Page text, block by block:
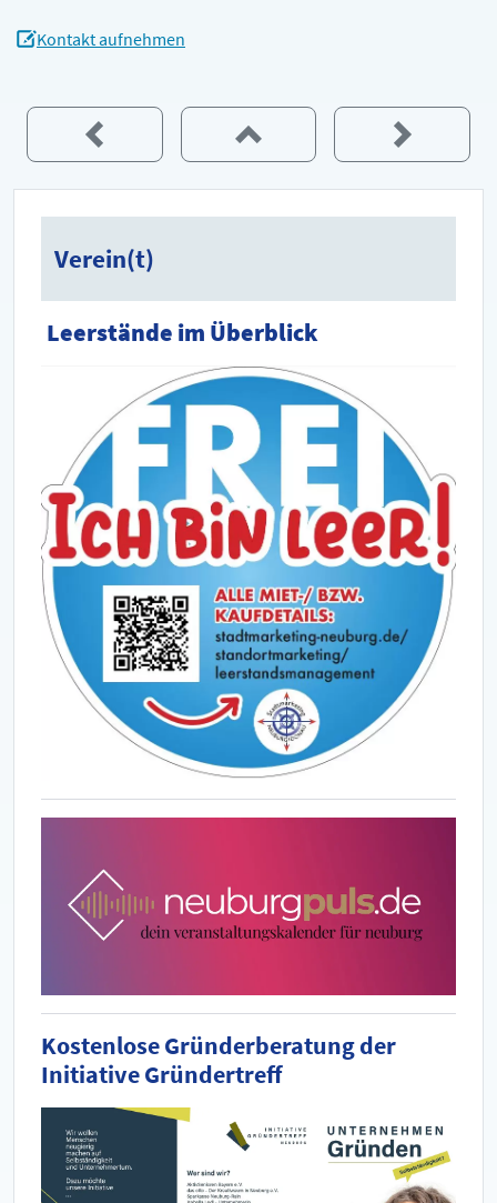
Kontakt aufnehmen
Verein(t)
Leerstände im Überblick
Kostenlose Gründerberatung der
Initiative Gründertreff